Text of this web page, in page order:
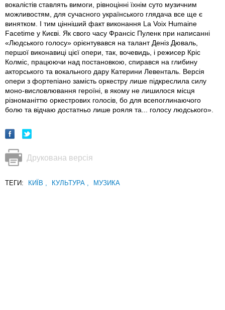
вокалістів ставлять вимоги, рівноцінні їхнім суто музичним
можливостям, для сучасного українського глядача все ще є
винятком. І тим цінніший факт виконання La Voix Humaine
Facetime у Києві. Як свого часу Франсіс Пуленк при написанні
«Людського голосу» орієнтувався на талант Деніз Дюваль,
першої виконавиці цієї опери, так, вочевидь, і режисер Кріс
Колміс, працюючи над постановкою, спирався на глибину
акторського та вокального дару Катерини Левенталь. Версія
опери з фортепіано замість оркестру лише підкреслила силу
моно-висловлювання героїні, в якому не лишилося місця
різноманіттю оркестрових голосів, бо для всепоглинаючого
болю та відчаю достатньо лише рояля та... голосу людського».
Друкована версія
ТЕГИ: КИЇВ , КУЛЬТУРА , МУЗИКА